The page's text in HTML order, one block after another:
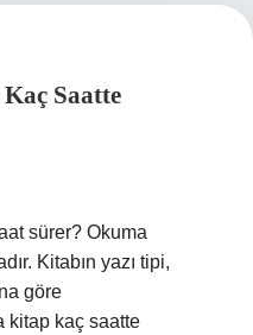
Saatte
sürer? Okuma
Kitabın yazı tipi,
göre
kitap kaç saatte